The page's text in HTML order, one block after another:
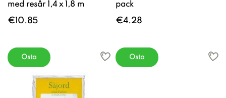
med resår 1,4 x 1,8 m
€10.85
Osta
pack
€4.28
Osta